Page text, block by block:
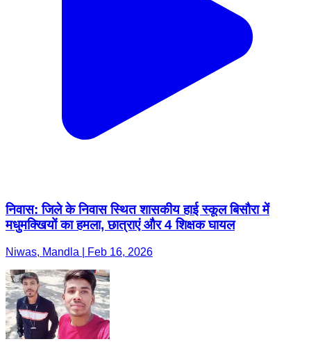
निवास: जिले के निवास स्थित शासकीय हाई स्कूल बिसौरा में
मधुमक्खियों का हमला, छात्राएं और 4 शिक्षक घायल
Niwas, Mandla | Feb 16, 2026